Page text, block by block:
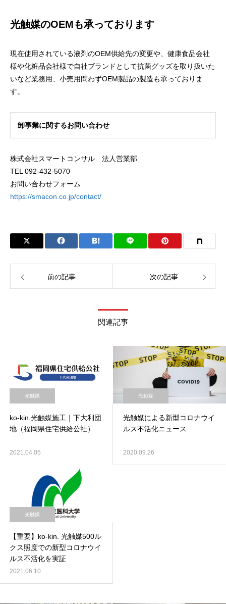
光触媒のOEMも承っております
現在使用されている液剤のOEM供給先の変更や、健康食品会社
様や化粧品会社様で自社ブランドとして抗菌グッズを取り扱いた
いなど業務用、小売用問わずOEM製品の製造も承っておりま
す。
卸事業に関するお問い合わせ
株式会社スマートコンサル 法人営業部
TEL 092-432-5070
お問い合わせフォーム
https://smacon.co.jp/contact/
前の記事 次の記事
関連記事
光触媒
ko-kin.光触媒施工｜下大利団
地（福岡県住宅供給公社）
2021.04.05
光触媒
光触媒による新型コロナウイ
ルス不活化ニュース
2020.09.26
光触媒
【重要】ko-kin. 光触媒500ル
クス照度での新型コロナウイ
ルス不活化を実証
2021.06.10